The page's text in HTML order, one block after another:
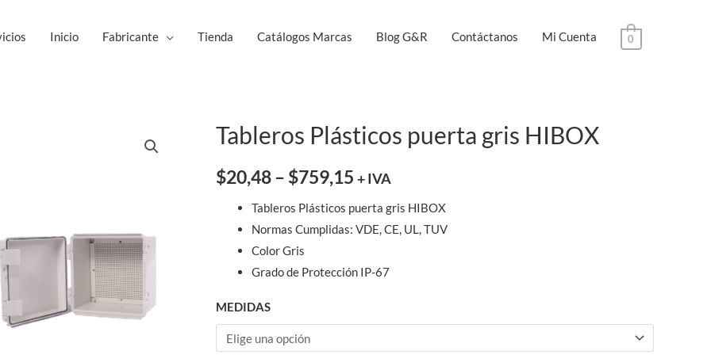
Inicio Fabricante Tienda Catálogos Marcas Blog G&R Contáctanos Mi Cuenta 0
Tableros Plásticos puerta gris HIBOX
$20,48– $759,15 + IVA
Tableros Plásticos puerta gris HIBOX
Normas Cumplidas: VDE, CE, UL, TUV
Color Gris
Grado de Protección IP-67
MEDIDAS
Tableros
puerta
cantidad